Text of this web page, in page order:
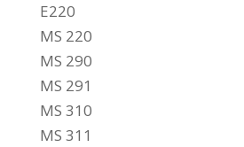
E220
MS 220
MS 290
MS 291
MS 310
MS 311